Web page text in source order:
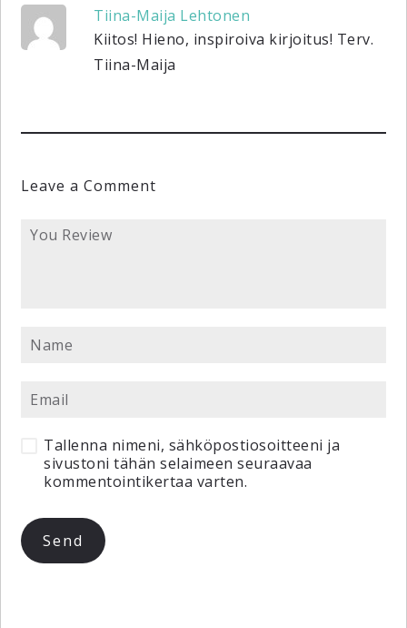
Tiina-Maija Lehtonen
Kiitos! Hieno, inspiroiva kirjoitus! Terv.
Tiina-Maija
Leave a Comment
Tallenna nimeni, sähköpostiosoitteeni ja
sivustoni tähän selaimeen seuraavaa
kommentointikertaa varten.